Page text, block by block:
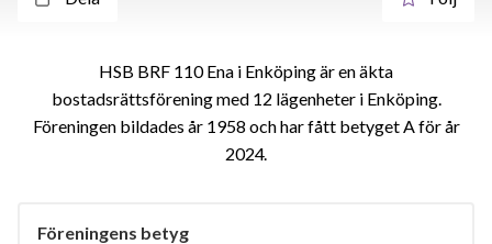
HSB BRF 110 Ena i Enköping är en äkta
bostadsrättsförening med 12 lägenheter i Enköping.
Föreningen bildades år 1958 och har fått betyget A för år
2024
Föreningens betyg